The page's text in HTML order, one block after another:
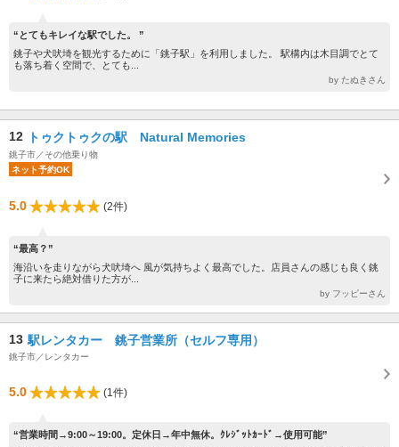
“とてもキレイな駅でした。 ”
銚子や犬吠埼を観光するために「銚子駅」を利用しました。 駅構内は木目調でとて
も落ち着く空間で、とても...
by たぬきさん
12 トゥクトゥクの駅 Natural Memories
銚子市／その他乗り物
ネット予約OK
5.0 (2件)
“最高？”
海沿いを走りながら犬吠埼へ 風が気持ちよく最高でした。店員さんの感じも良く銚
子に来たら絶対借りた方が...
by フッピーさん
13 駅レンタカー 銚子営業所（セルフ専用）
銚子市／レンタカー
5.0 (1件)
“営業時間→9:00～19:00。定休日→年中無休。ｸﾚｼﾞｯﾄｶｰﾄﾞ→使用可能”